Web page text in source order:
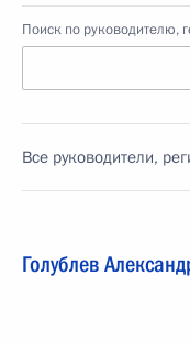
Поиск по руководителю,
Все руководители,
Голублев